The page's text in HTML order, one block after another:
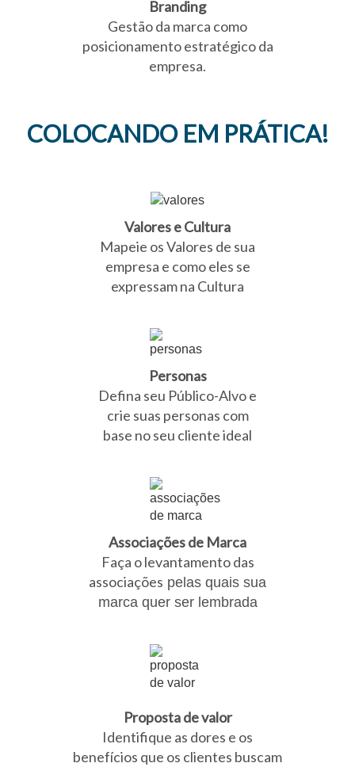
Branding
Gestão da marca como
posicionamento estratégico da
empresa.
COLOCANDO EM PRÁTICA!
Valores e Cultura
Mapeie os Valores de sua
empresa e como eles se
expressam na Cultura
Personas
Defina seu Público-Alvo e
crie suas personas com
base no seu cliente ideal
Associações de Marca
Faça o levantamento das
associações pelas quais sua
marca quer ser lembrada
Proposta de valor
Identifique as dores e os
benefícios que os clientes buscam